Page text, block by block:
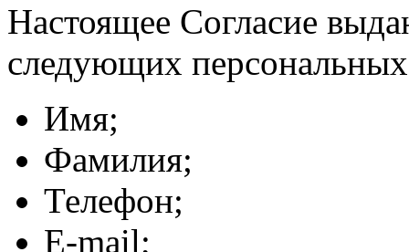
Настоящее Согласие
следующих
Имя;
Фамилия;
Телефон;
E-mail;